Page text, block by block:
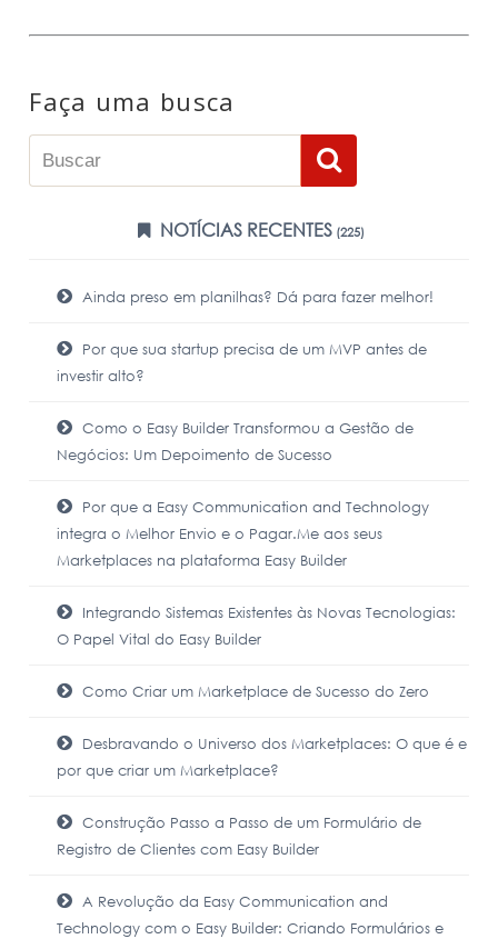
Faça uma busca
NOTÍCIAS RECENTES(225)
Ainda preso em planilhas? Dá para fazer melhor!
Por que sua startup precisa de um MVP antes de
investir alto?
Como o Easy Builder Transformou a Gestão de
Negócios: Um Depoimento de Sucesso
Por que a Easy Communication and Technology
integra o Melhor Envio e o Pagar.Me aos seus
Marketplaces na plataforma Easy Builder
Integrando Sistemas Existentes às Novas Tecnologias:
O Papel Vital do Easy Builder
Como Criar um Marketplace de Sucesso do Zero
Desbravando o Universo dos Marketplaces: O que é e
por que criar um Marketplace?
Construção Passo a Passo de um Formulário de
Registro de Clientes com Easy Builder
A Revolução da Easy Communication and
Technology com o Easy Builder: Criando Formulários e